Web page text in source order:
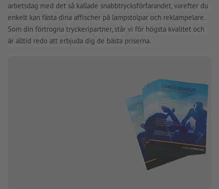
arbetsdag med det så kallade snabbtrycksförfarandet, varefter du
enkelt kan fästa dina affischer på lampstolpar och reklampelare.
Som din förtrogna tryckeripartner, står vi för högsta kvalitet och
är alltid redo att erbjuda dig de bästa priserna.